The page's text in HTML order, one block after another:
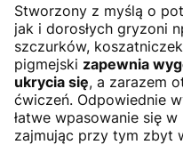
Stworzony z myślą o
jak i dorosłych gryzoni
szczurków,
pigmejski zapewnia
ukrycia się, a zarazem
ćwiczeń. Odpowiednie
łatwe wpasowanie się
zajmując przy tym zbyt